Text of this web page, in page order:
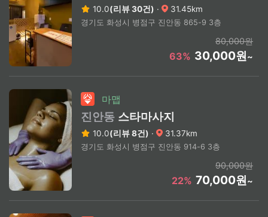
10.0(리뷰 30건) · 31.45km
경기도 화성시 병점구 진안동 865-9 3층
80,000원
63% 30,000원~
마맵
진안동 스타마사지
10.0(리뷰 8건) · 31.37km
경기도 화성시 병점구 진안동 914-6 3층
90,000원
22% 70,000원~